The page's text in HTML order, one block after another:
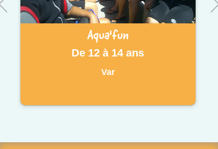
Aqua'fun
De 12 à 14 ans
Var